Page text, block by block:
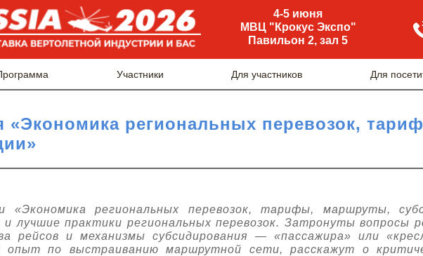
4-5 июня
МВЦ "Крокус Экспо"
Павильон 2, зал 5
Участники Для участников Для
«Экономика региональных перевозок,
«Экономика региональных перевозок, тарифы, маршруты,
и лучшие практики региональных перевозок. Затронуты вопросы
рейсов и механизмы субсидирования — «пассажира» или
опыт по выстраиванию маршрутной сети, расскажут о